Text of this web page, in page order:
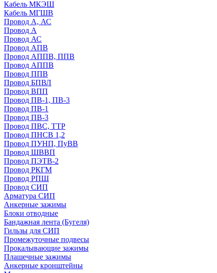
Кабель МКЭШ
Кабель МГШВ
Провод А, АС
Провод А
Провод АС
Провод АПВ
Провод АППВ, ППВ
Провод АППВ
Провод ППВ
Провод БПВЛ
Провод ВПП
Провод ПВ-1, ПВ-3
Провод ПВ-1
Провод ПВ-3
Провод ПВС, ТТР
Провод ПНСВ 1,2
Провод ПУНП, ПуВВ
Провод ШВВП
Провод ПЭТВ-2
Провод РКГМ
Провод РПШ
Провод СИП
Арматура СИП
Анкерные зажимы
Блоки отводные
Бандажная лента (Бугеля)
Гильзы для СИП
Промежуточные подвесы
Прокалывающие зажимы
Плашечные зажимы
Анкерные кронштейны